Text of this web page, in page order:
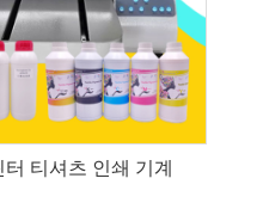
티셔츠 인쇄 기계